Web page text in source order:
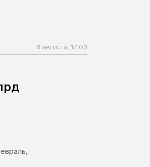
8 августа, 17:03